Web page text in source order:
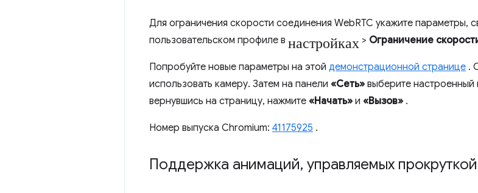
Для ограничения скорости соединения WebRTC укажите параметры,
пользовательском профиле в настройках > Ограничение
Попробуйте новые параметры на этой демонстрационной странице .
использовать камеру. Затем на панели «Сеть» выберите настроенный
вернувшись на страницу, нажмите «Начать» и «Вызов» .
Номер выпуска Chromium: 41175925 .
Поддержка анимаций, управляемых прокруткой